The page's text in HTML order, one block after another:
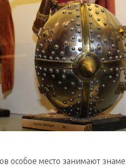
особое место занимают